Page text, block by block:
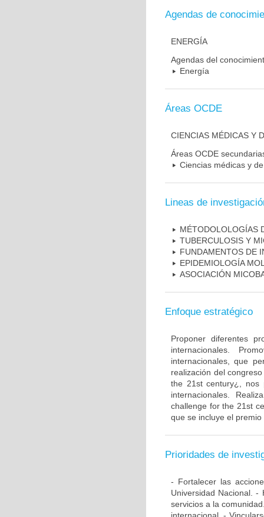
Agendas de
ENERGÍA
Agendas del
Energía
Áreas OCDE
CIENCIAS MÉDICAS Y
Áreas OCDE
Ciencias médicas y
Lineas de
MÉTODOLOLOGÍAS
TUBERCULOSIS Y
FUNDAMENTOS DE
EPIDEMIOLOGÍA
ASOCIACIÓN
Enfoque estratégico
Proponer diferentes
internacionales.
internacionales, que
realización del
the 21st century¿, nos
internacionales.
challenge for the 21st
que se incluye el
Prioridades de
- Fortalecer las
Universidad Nacional. -
servicios a la